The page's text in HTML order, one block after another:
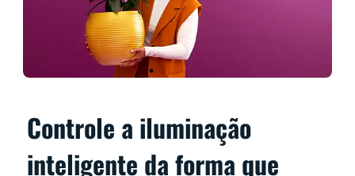
Controle a iluminação
inteligente da forma que